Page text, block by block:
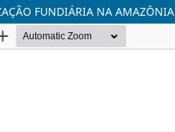
FUNDIÁRIA NA AMAZÔNIA